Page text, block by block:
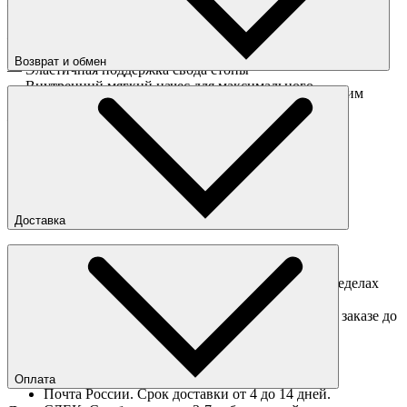
— Дышащий, эластичный и износостойкий материал на
основе длинноволокнистого расчесанного хлопка
— Благодаря бесшовной конструкции мыска и пятки носки
защищают от появления мозолей
— Эластичная поддержка свода стопы
— Внутренний мягкий начес для максимального
— Вышитый логотип бренда
Возврат и обмен
Перед отправкой обмена обязательно свяжитесь с нашим
obmen@sneakerhead.ru
Подробные правила возврата товара
Доставка
Доставка по Москве
Доставка курьером в интервал 13:00-20:00 в пределах
МКАД 350 руб.
Доставка "день в день" в пределах МКАД (при заказе до
Ориентировочные сроки доставки по России
Почта России. Срок доставки от 4 до 14 дней.
Оплата